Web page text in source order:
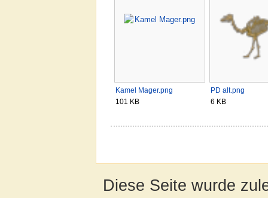
Kamel Mager.png
101 KB
PD alt.png
6 KB
Diese Seite wurde